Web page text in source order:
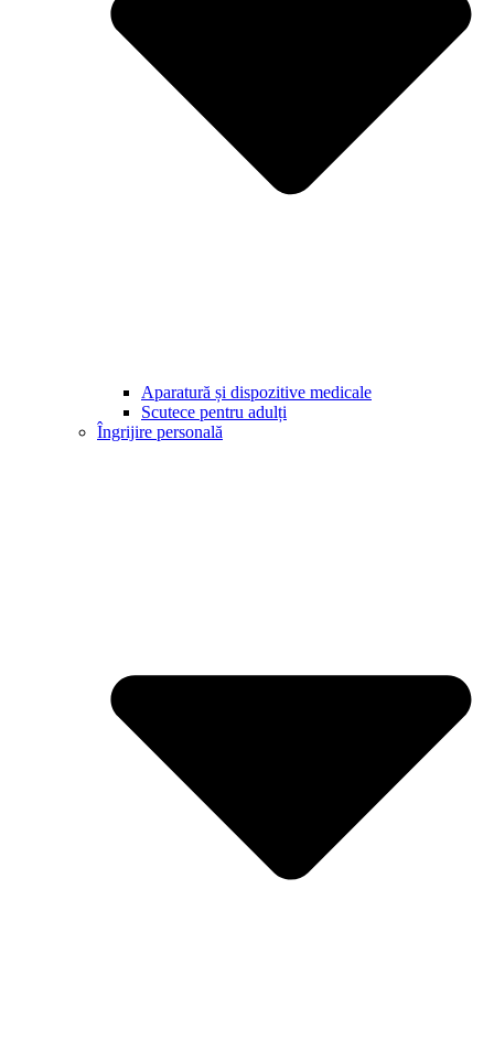
Aparatură și dispozitive medicale
Scutece pentru adulți
Îngrijire personală